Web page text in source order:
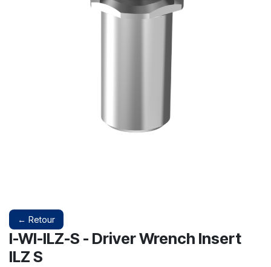
← Retour
I-WI-ILZ-S - Driver Wrench Insert
ILZ S